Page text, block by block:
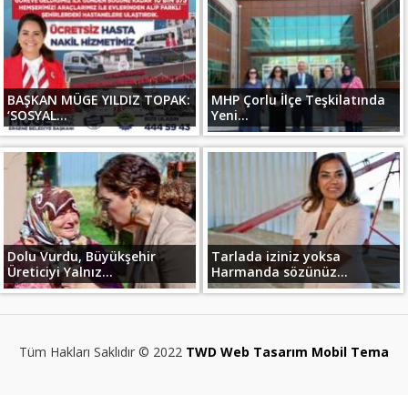
BAŞKAN MÜGE YILDIZ TOPAK:
‘SOSYAL...
MHP Çorlu İlçe Teşkilatında
Yeni...
Dolu Vurdu, Büyükşehir
Üreticiyi Yalnız...
Tarlada iziniz yoksa
Harmanda sözünüz...
Tüm Hakları Saklıdır © 2022 TWD Web Tasarım Mobil Tema